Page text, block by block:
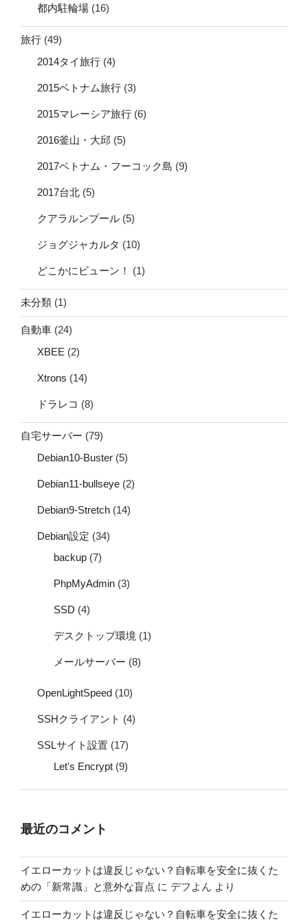
都内駐輪場 (16)
旅行 (49)
2014タイ旅行 (4)
2015ベトナム旅行 (3)
2015マレーシア旅行 (6)
2016釜山・大邱 (5)
2017ベトナム・フーコック島 (9)
2017台北 (5)
クアラルンプール (5)
ジョグジャカルタ (10)
どこかにビューン！ (1)
未分類 (1)
自動車 (24)
XBEE (2)
Xtrons (14)
ドラレコ (8)
自宅サーバー (79)
Debian10-Buster (5)
Debian11-bullseye (2)
Debian9-Stretch (14)
Debian設定 (34)
backup (7)
PhpMyAdmin (3)
SSD (4)
デスクトップ環境 (1)
メールサーバー (8)
OpenLightSpeed (10)
SSHクライアント (4)
SSLサイト設置 (17)
Let's Encrypt (9)
最近のコメント
イエローカットは違反じゃない？自転車を安全に抜くた
めの「新常識」と意外な盲点 に デフよん より
イエローカットは違反じゃない？自転車を安全に抜くた